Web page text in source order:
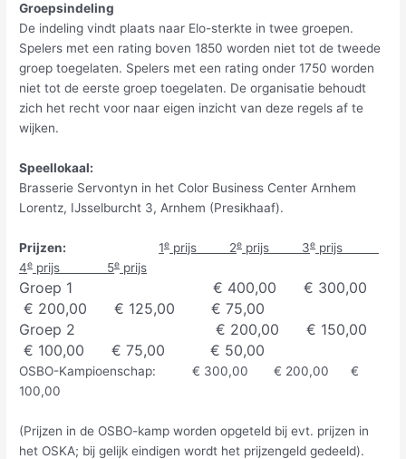
Groepsindeling
De indeling vindt plaats naar Elo-sterkte in twee groepen.
Spelers met een rating boven 1850 worden niet tot de tweede
groep toegelaten. Spelers met een rating onder 1750 worden
niet tot de eerste groep toegelaten. De organisatie behoudt
zich het recht voor naar eigen inzicht van deze regels af te
wijken.
Speellokaal:
Brasserie Servontyn in het Color Business Center Arnhem
Lorentz, IJsselburcht 3, Arnhem (Presikhaaf).
Prijzen:1e prijs 2e prijs 3e prijs
4e prijs 5e prijs
Groep 1 € 400,00 € 300,00
€ 200,00 € 125,00 € 75,00
Groep 2 € 200,00 € 150,00
€ 100,00 € 75,00 € 50,00
OSBO-Kampioenschap: € 300,00 € 200,00 €
100,00
(Prijzen in de OSBO-kamp worden opgeteld bij evt. prijzen in
het OSKA; bij gelijk eindigen wordt het prijzengeld gedeeld).